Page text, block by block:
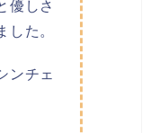
優しさ
た。
ンチェ